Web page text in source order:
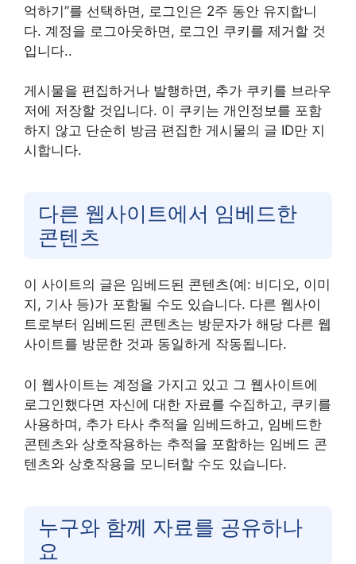
억하기”를 선택하면, 로그인은 2주 동안 유지합니
다. 계정을 로그아웃하면, 로그인 쿠키를 제거할 것
입니다..
게시물을 편집하거나 발행하면, 추가 쿠키를 브라우
저에 저장할 것입니다. 이 쿠키는 개인정보를 포함
하지 않고 단순히 방금 편집한 게시물의 글 ID만 지
시합니다.
다른 웹사이트에서 임베드한
콘텐츠
이 사이트의 글은 임베드된 콘텐츠(예: 비디오, 이미
지, 기사 등)가 포함될 수도 있습니다. 다른 웹사이
트로부터 임베드된 콘텐츠는 방문자가 해당 다른 웹
사이트를 방문한 것과 동일하게 작동됩니다.
이 웹사이트는 계정을 가지고 있고 그 웹사이트에
로그인했다면 자신에 대한 자료를 수집하고, 쿠키를
사용하며, 추가 타사 추적을 임베드하고, 임베드한
콘텐츠와 상호작용하는 추적을 포함하는 임베드 콘
텐츠와 상호작용을 모니터할 수도 있습니다.
누구와 함께 자료를 공유하나
요